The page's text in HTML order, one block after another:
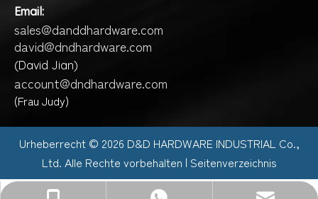
Email:
sales@danddhardware.com
david@dndhardware.com
(David Jian)
account@dndhardware.com
(Frau Judy)
Urheberrecht ©️ 2026 D&D HARDWARE INDUSTRIAL Co.,
Ltd. Alle Rechte vorbehalten | Seitenverzeichnis